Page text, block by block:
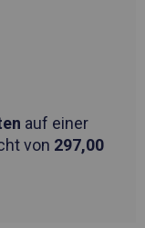
auf einer
von 297,00